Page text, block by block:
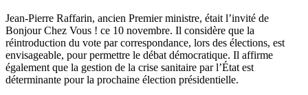
Jean-Pierre Raffarin, ancien Premier ministre, était l’invité de
Bonjour Chez Vous ! ce 10 novembre. Il considère que la
réintroduction du vote par correspondance, lors des élections, est
envisageable, pour permettre le débat démocratique. Il affirme
également que la gestion de la crise sanitaire par l’État est
déterminante pour la prochaine élection présidentielle.